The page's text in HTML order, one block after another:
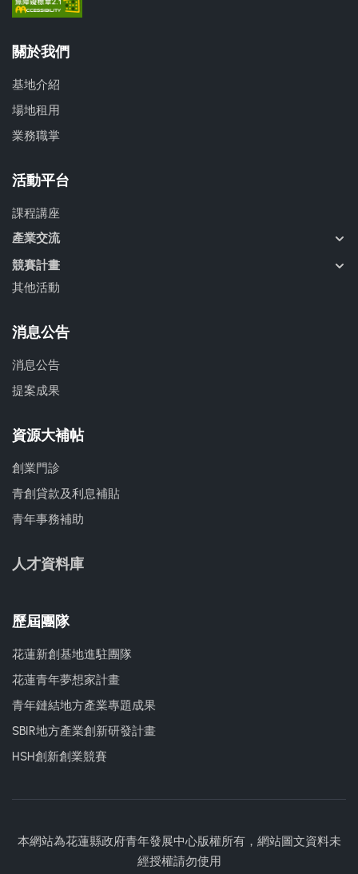
關於我們
基地介紹
場地租用
業務職掌
活動平台
課程講座
產業交流
競賽計畫
其他活動
消息公告
消息公告
提案成果
資源大補帖
創業門診
青創貸款及利息補貼
青年事務補助
人才資料庫
歷屆團隊
花蓮新創基地進駐團隊
花蓮青年夢想家計畫
青年鏈結地方產業專題成果
SBIR地方產業創新研發計畫
HSH創新創業競賽
本網站為花蓮縣政府青年發展中心版權所有，網站圖文資料未
經授權請勿使用